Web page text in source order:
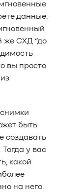
данные,
же СХД “до
вы просто
быть
создавать
у вас
какой
на него.